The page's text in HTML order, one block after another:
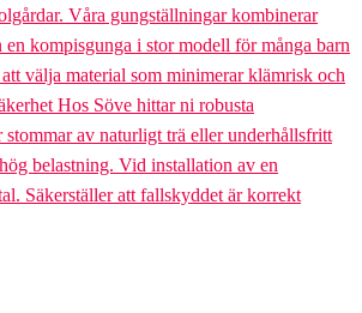
Våra gungställningar kombinerar
kompisgunga i stor modell för många barn
välja material som minimerar klämrisk och
Hos Söve hittar ni robusta
av naturligt trä eller underhållsfritt
belastning. Vid installation av en
Säkerställer att fallskyddet är korrekt